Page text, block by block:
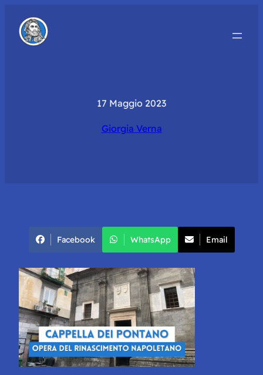
17 Maggio 2023
Giorgia Verna
Facebook WhatsApp Email